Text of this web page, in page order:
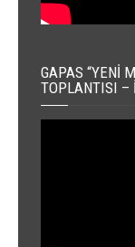
GAPAS “YENI
TOPLANTISI –